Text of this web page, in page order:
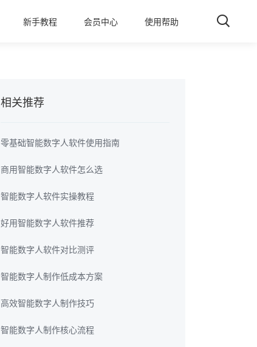
新手教程 会员中心 使用帮助
相关推荐
零基础智能数字人软件使用指南
商用智能数字人软件怎么选
智能数字人软件实操教程
好用智能数字人软件推荐
智能数字人软件对比测评
智能数字人制作低成本方案
高效智能数字人制作技巧
智能数字人制作核心流程